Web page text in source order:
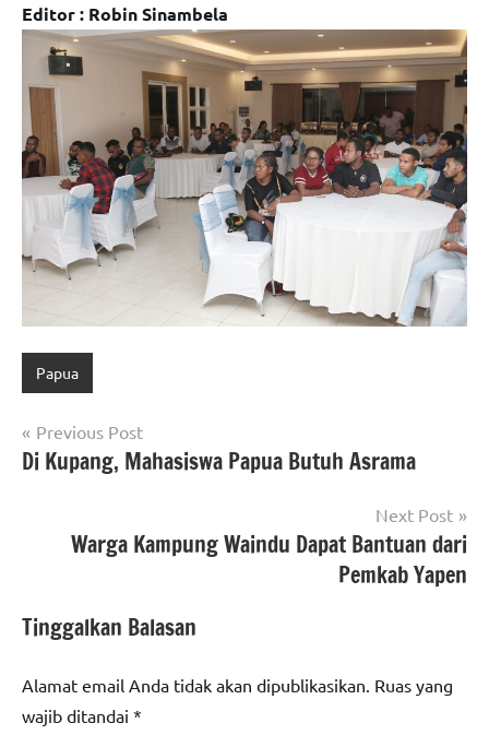
Editor : Robin Sinambela
Papua
Navigasi
pos
Previous Post
Di Kupang, Mahasiswa Papua Butuh Asrama
Next Post
Warga Kampung Waindu Dapat Bantuan dari
Pemkab Yapen
Tinggalkan Balasan
Alamat email Anda tidak akan dipublikasikan. Ruas yang
wajib ditandai *